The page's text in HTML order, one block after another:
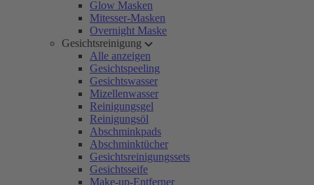
Glow Masken
Mitesser-Masken
Overnight Maske
Gesichtsreinigung
Alle anzeigen
Gesichtspeeling
Gesichtswasser
Mizellenwasser
Reinigungsgel
Reinigungsöl
Abschminkpads
Abschminktücher
Gesichtsreinigungssets
Gesichtsseife
Make-up-Entferner